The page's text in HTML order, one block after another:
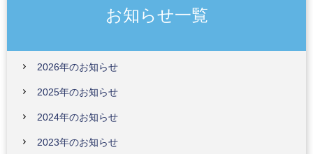
お知らせ一覧
2026年のお知らせ
2025年のお知らせ
2024年のお知らせ
2023年のお知らせ